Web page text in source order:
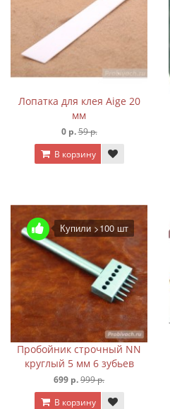
Лопатка для клея Aige 20
мм
0 р.59 р.
В корзину
Купили >100 шт
Пробойник строчный NN
круглый 5 мм 6 зубьев
699 р.999 р.
В корзину